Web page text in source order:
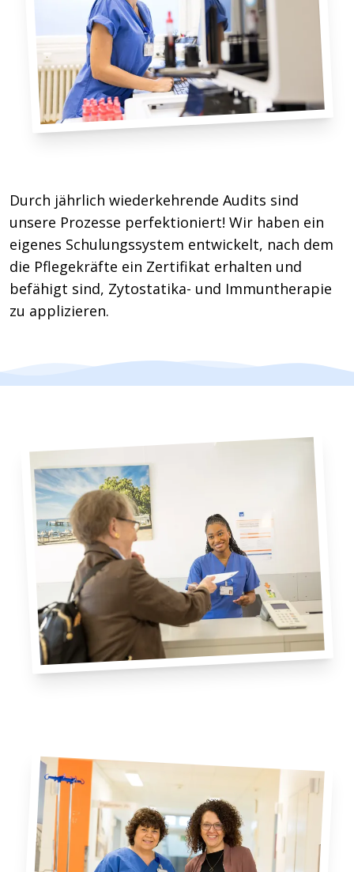
Durch jährlich wieder­kehrende Audits sind
unsere Prozesse perfektioniert! Wir haben ein
eigenes Schulungs­system entwickelt, nach dem
die Pflege­kräfte ein Zertifikat erhalten und
befähigt sind, Zyto­statika- und Immun­therapie
zu applizieren.